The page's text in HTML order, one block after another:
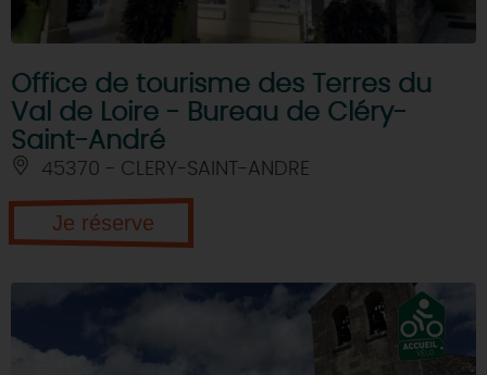
Office de tourisme des Terres du
Val de Loire - Bureau de Cléry-
Saint-André
45370 - CLERY-SAINT-ANDRE
Je réserve